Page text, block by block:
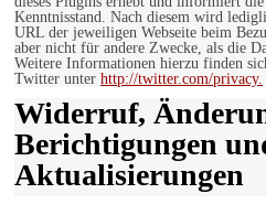
Kenntnisstand. Nach diesem wird
URL der jeweiligen Webseite beim
aber nicht für andere Zwecke, als die
Weitere Informationen hierzu finden
Twitter unter http://twitter.com/privacy.
Widerruf,
Berichtigungen
Aktualisierungen